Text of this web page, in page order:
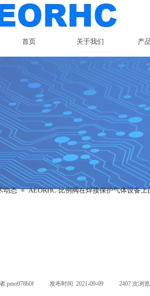
首页 关于我们 产
相互扶持，才能克服挑
团结协作，才能共创未来
动态 ≡ AEORHC 比例阀在焊接保护气体设备上
:pmo978b0f 发布时间: 2021-09-09 2407 次浏览